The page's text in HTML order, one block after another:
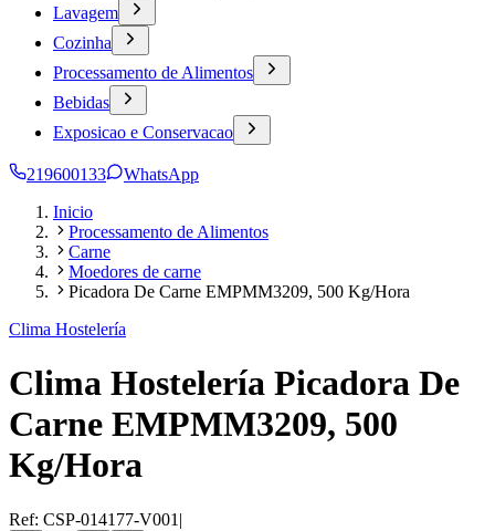
Lavagem
Cozinha
Processamento de Alimentos
Bebidas
Exposicao e Conservacao
219600133
WhatsApp
Inicio
Processamento de Alimentos
Carne
Moedores de carne
Picadora De Carne EMPMM3209, 500 Kg/Hora
Clima Hostelería
Clima Hostelería Picadora De
Carne EMPMM3209, 500
Kg/Hora
Ref: CSP-014177-V001 |